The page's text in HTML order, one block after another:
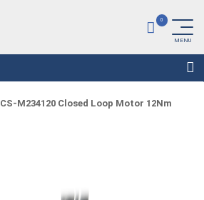
CS-M234120 Closed Loop Motor 12Nm